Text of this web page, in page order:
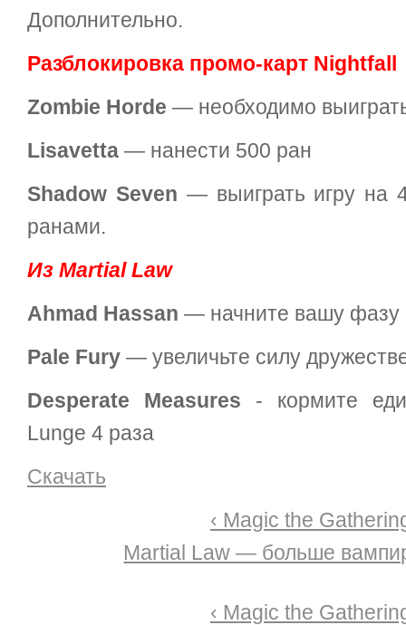
Дополнительно.
Разблокировка промо-карт Nightfall
Zombie Horde — необходимо
Lisavetta — нанести 500 ран
Shadow Seven — выиграть игру на
ранами.
Из Martial Law
Ahmad Hassan — начните вашу фазу
Pale Fury — увеличьте силу
Desperate Measures - кормите
Lunge 4 раза
Скачать
‹ Magic the
Martial Law — больше
‹ Magic the